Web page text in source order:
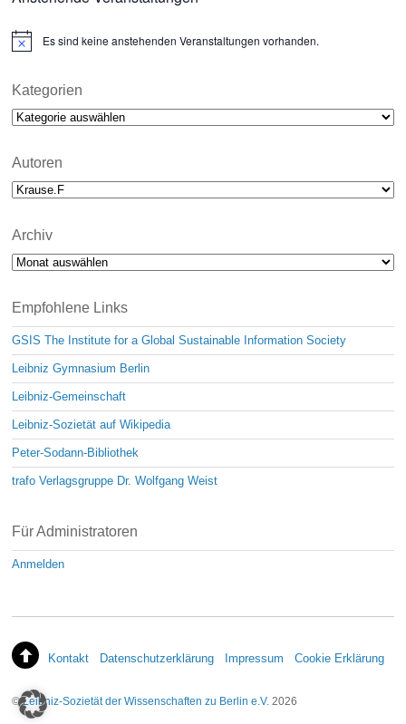
N
i
e
Es sind keine anstehenden Veranstaltungen vorhanden.
Kategorien
Kategorien
Autoren
Archiv
Archiv
Empfohlene Links
GSIS The Institute for a Global Sustainable Information Society
Leibniz Gymnasium Berlin
Leibniz-Gemeinschaft
Leibniz-Sozietät auf Wikipedia
Peter-Sodann-Bibliothek
trafo Verlagsgruppe Dr. Wolfgang Weist
Für Administratoren
Anmelden
Kontakt Datenschutzerklärung Impressum Cookie Erklärung
©Leibniz-Sozietät der Wissenschaften zu Berlin e.V. 2026